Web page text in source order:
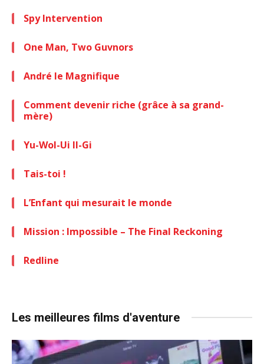
Spy Intervention
One Man, Two Guvnors
André le Magnifique
Comment devenir riche (grâce à sa grand-
mère)
Yu-Wol-Ui Il-Gi
Tais-toi !
L’Enfant qui mesurait le monde
Mission : Impossible – The Final Reckoning
Redline
Les meilleures films d'aventure